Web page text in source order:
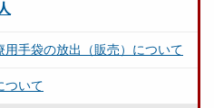
手袋の放出（販売）について
ついて